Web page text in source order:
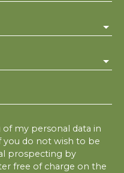
my personal data in
you do not wish to be
prospecting by
free of charge on the